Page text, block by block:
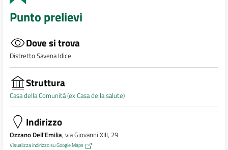
Punto prelievi
Dove si trova
Distretto Savena Idice
Struttura
Casa della Comunità (ex Casa della salute)
Indirizzo
Ozzano Dell'Emilia, via Giovanni XIII, 29
Visualizza indirizzo su Google Maps